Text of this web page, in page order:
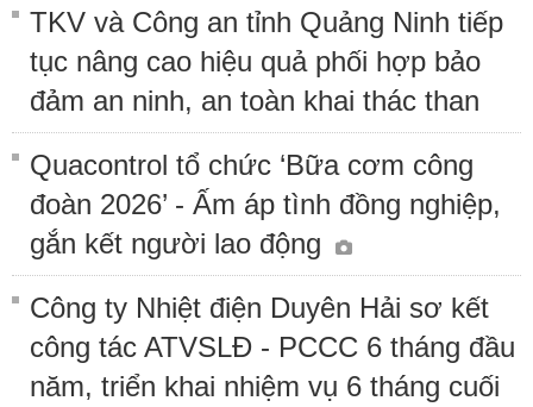
TKV và Công an tỉnh Quảng Ninh tiếp
tục nâng cao hiệu quả phối hợp bảo
đảm an ninh, an toàn khai thác than
Quacontrol tổ chức ‘Bữa cơm công
đoàn 2026’ - Ấm áp tình đồng nghiệp,
gắn kết người lao động
Công ty Nhiệt điện Duyên Hải sơ kết
công tác ATVSLĐ - PCCC 6 tháng đầu
năm, triển khai nhiệm vụ 6 tháng cuối